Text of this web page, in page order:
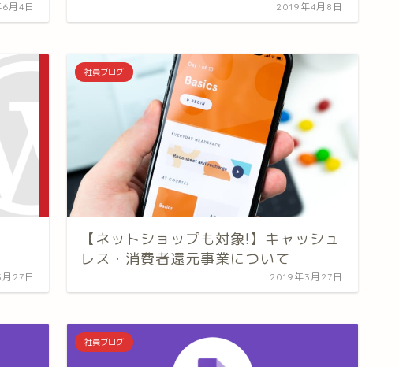
月4日 2019年4月8日
27日
社員ブログ
【ネットショップも対象!】キャッシュ
レス・消費者還元事業について
2019年3月27日
社員ブログ